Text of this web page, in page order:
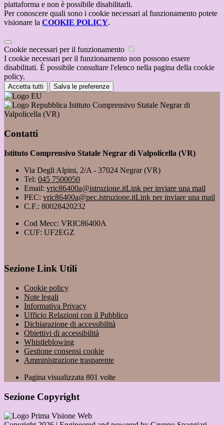
piattaforma e non è possibile disabilitarli.
Per conoscere quali sono i cookie necessari al funzionamento potete
visionare la COOKIE POLICY.
Cookie necessari per il funzionamento
I cookie necessari per il funzionamento non possono essere
disabilitati. È possibile consultare l'elenco nella pagina della cookie
policy.
Accetta tutti Salva le preferenze
Istituto Comprensivo Statale Negrar di
Valpolicella (VR)
Contatti
Istituto Comprensivo Statale Negrar di Valpolicella (VR)
Via Degli Alpini, 2/A - 37024 Negrar (VR)
Tel: 045 7500050
Email: vric86400a@istruzione.itLink per inviare una mail
PEC: vric86400a@pec.istruzione.itLink per inviare una mail
C.F.: 80028420232
Cod Mecc: VRIC86400A
CUF: UF2EGZ
Sezione Link Utili
Cookie policy
Note legali
Informativa Privacy
Ufficio Relazioni con il Pubblico
Dichiarazione di accessibilità
Obiettivi di accessibilità
Whistleblowing
Gestione consensi cookie
Amministrazione trasparente
Pagina visualizzata 801 volte
Sezione Copyright